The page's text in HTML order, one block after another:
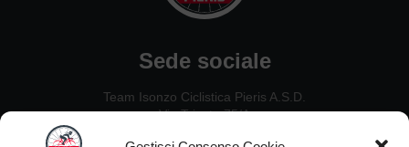
Sede sociale
Team Isonzo Ciclistica Pieris A.S.D.
Via Trieste 75/A